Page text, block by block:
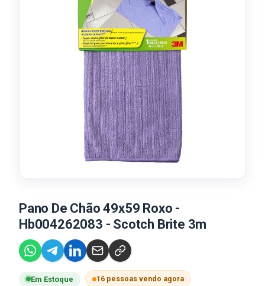
Pano De Chão 49x59 Roxo -
Hb004262083 - Scotch Brite 3m
Em Estoque 16 pessoas vendo agora